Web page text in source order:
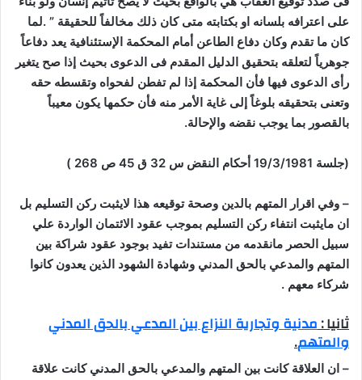
على اعترافه بلسانه او بكتابته متى كان ذلك مخالفاً للحقيقة ” .لما
كان ما تقدم وكان دفاع الطاعن أمام المحكمة الإستئنافية يعد دفاعاً
جوهرياً لتعلقه بتحقيق الدليل المقدم فى الدعوى بحيث إذا صح يتغير
رأى الدعوى فيها فأن المحكمة إذا لم تفطن لفحواه وتقسطه حقه
وتعنى بتحقيقه بلوغاً إلى غاية الأمر منه فأن حكمها يكون معيباً
بالقصور بما يوجب نقضه والإحالة.
(جلسة 19/3/1981 أحكام النقض س 32 ق 45 ص 268 )
– وفي اقرار المتهم بالدين وصحة توقيعه هذا لايثبت ركن التسليم بل
ان مايثبت انتفاء ركن التسليم بموجب عقود الائتمان الواردة علي
سبيل الحصر مانقدمه من مستندات تفيد بوجود عقود شراكة بين
المتهم والمدعي بالحق المدني وشهادة الشهود الذين يعدون كانوا
شركاء معهم .
ثانيا :مدنية وتجارية النزاع بين المدعي بالحق المدني
والمتهم.
– ان العلاقة كانت بين المتهم والمدعي بالحق المدني كانت علاقة